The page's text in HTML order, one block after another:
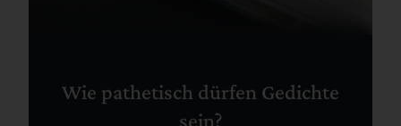
Wie pathetisch dürfen Gedichte
sein?